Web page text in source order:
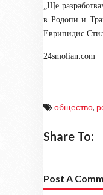
„Ще разработ
в Родопи и
Еврипидис
24smolian.com
общество,
Share To:
Post A